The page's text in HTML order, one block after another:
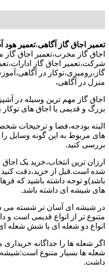
تعمیر اجاق گاز آگاهی،تعمیر هود
اجاق گاز مجرب،تعمیر اجاق گاز
شرکت،تعمیر اجاق گاز
گاز،رومیزی،توکار در
منزل در آگاهی،
اجاق گاز مهم ترین وسیله در
بزرگ و قدیمی یا اجاق های
البته بودجه،فضا و ترجیحات
های مربوط به این گونه وسایل
بررسی کنید.
ارزان ترین انتخاب،خرید یک
شده است.قبل از خرید،دقت کنید
باشد)و توجه داشته باشید که
های شیشه ای داشته باشد.
در شیشه ای آسان تر شسته می
متنوع تر از انواع قدیمی است و
انواع دو شعله ای یا شش شعله
اگر شعله ها را جداگانه
شعله ها بسیار متنوع
داشت.